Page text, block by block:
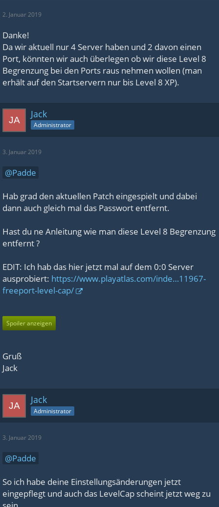
OverridePlayerLevelEngramPoints=12
OverridePlayerLevelEngramPoints=12
OverridePlayerLevelEngramPoints=12
OverridePlayerLevelEngramPoints=12
OverridePlayerLevelEngramPoints=12
OverridePlayerLevelEngramPoints=12
OverridePlayerLevelEngramPoints=12
OverridePlayerLevelEngramPoints=12
OverridePlayerLevelEngramPoints=12
OverridePlayerLevelEngramPoints=12
OverridePlayerLevelEngramPoints=12
OverridePlayerLevelEngramPoints=12
OverridePlayerLevelEngramPoints=12
OverridePlayerLevelEngramPoints=12
OverridePlayerLevelEngramPoints=12
OverridePlayerLevelEngramPoints=12
OverridePlayerLevelEngramPoints=12
2. Januar 2019
Danke!
Da wir aktuell nur 4 Server haben und 2 davon einen
Port, könnten wir auch überlegen ob wir diese Level 8
Begrenzung bei den Ports raus nehmen wollen (man
erhält auf den Startservern nur bis Level 8 XP).
Jack
Administrator
3. Januar 2019
Padde
Hab grad den aktuellen Patch eingespielt und dabei
dann auch gleich mal das Passwort entfernt.
Hast du ne Anleitung wie man diese Level 8 Begrenzung
entfernt ?
EDIT: Ich hab das hier jetzt mal auf dem 0:0 Server
ausprobiert: https://www.playatlas.com/inde…11967-
freeport-level-cap/
Spoiler anzeigen
Gruß
Jack
Jack
Administrator
3. Januar 2019
Padde
So ich habe deine Einstellungsänderungen jetzt
eingepflegt und auch das LevelCap scheint jetzt weg zu